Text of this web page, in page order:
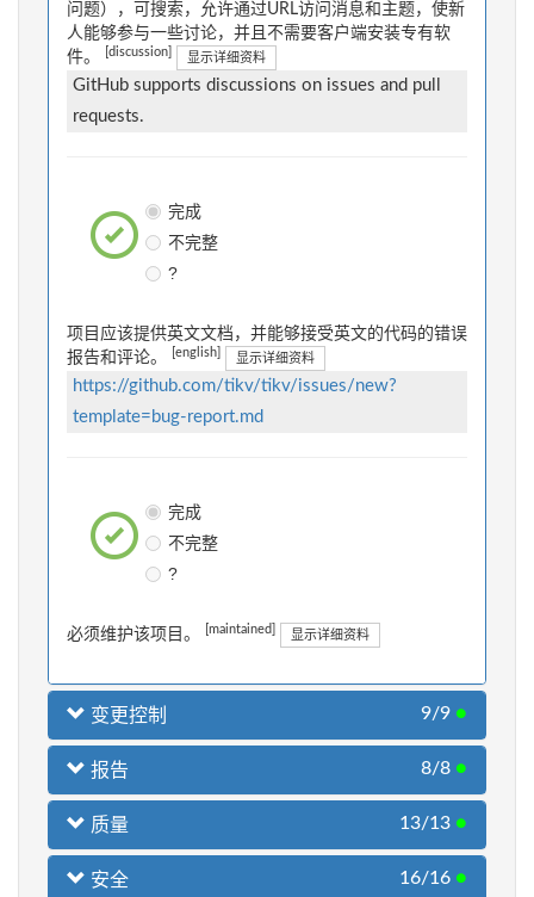
问题），可搜索，允许通过URL访问消息和主题，使新
人能够参与一些讨论，并且不需要客户端安装专有软
件。
[discussion] 显示详细资料
GitHub supports discussions on issues and pull
requests.
完成
不完整
?
项目应该提供英文文档，并能够接受英文的代码的错误
报告和评论。
[english] 显示详细资料
https://github.com/tikv/tikv/issues/new?
template=bug-report.md
完成
不完整
?
必须维护该项目。 [maintained] 显示详细资料
变更控制 9/9 ●
报告 8/8 ●
质量 13/13 ●
安全 16/16 ●